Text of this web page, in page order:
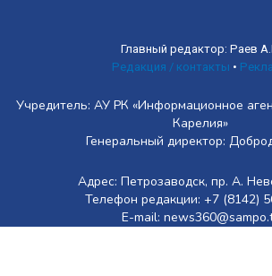
Главный редактор: Раев
Редакция / контакты •
Учредитель: АУ РК «Информационное
Карелия»
Генеральный директор:
Адрес: Петрозаводск, пр. А.
Телефон редакции: +7 (8142)
E-mail: